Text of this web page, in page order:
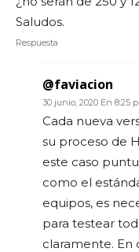
Saludos.
Respuesta
@faviacion
30 junio, 2020 En 8:25
Cada nueva
su proceso de
este caso
como el
equipos, es
para testear
claramente. En